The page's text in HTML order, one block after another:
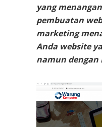
yang
pembuatan
marketing
Anda website
namun dengan